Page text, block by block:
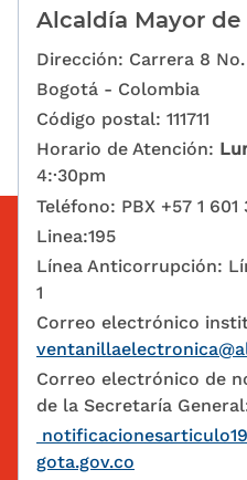
Alcaldía Mayor de
Dirección: Carrera 8
Bogotá - Colombia
Código postal: 111711
Horario de Atención:
4:·30pm
Teléfono: PBX +57 1 601
Linea:195
Línea Anticorrupción:
1
Correo electrónico
Correo electrónico de
de la Secretaría
gota.gov.co